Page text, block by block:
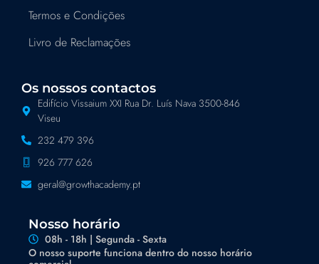
Termos e Condições
Livro de Reclamações
Os nossos contactos
Edifício Vissaium XXI Rua Dr. Luís Nava 3500-846
Viseu
232 479 396
926 777 626
geral@growthacademy.pt
Nosso horário
08h - 18h | Segunda - Sexta
O nosso suporte funciona dentro do nosso horário